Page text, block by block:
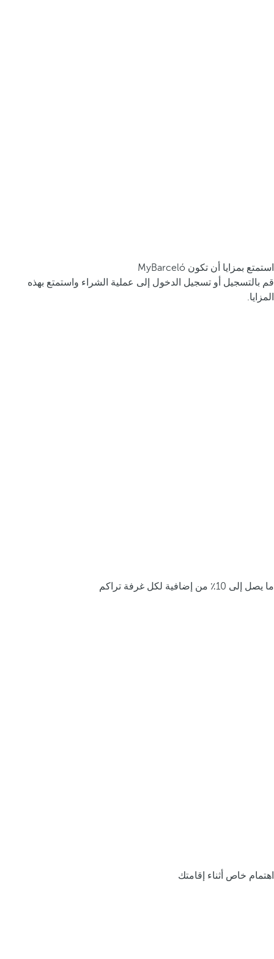
استمتع بمزايا أن تكون MyBarceló
قم بالتسجيل أو تسجيل الدخول إلى عملية الشراء واستمتع بهذه
المزايا.
ما يصل إلى 10٪ من إضافية لكل غرفة تراكم
اهتمام خاص أثناء إقامتك